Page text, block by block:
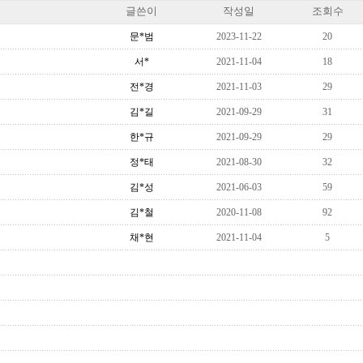
글쓴이 작성일 조회수
문*범 2023-11-22 20
서* 2021-11-04 18
전*경 2021-11-03 29
김*길 2021-09-29 31
한*규 2021-09-29 29
정*태 2021-08-30 32
김*성 2021-06-03 59
김*철 2020-11-08 92
채*현 2021-11-04 5